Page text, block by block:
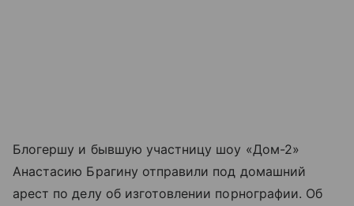
Блогершу и бывшую участницу шоу «Дом-2»
Анастасию Брагину отправили под домашний
арест по делу об изготовлении порнографии. Об